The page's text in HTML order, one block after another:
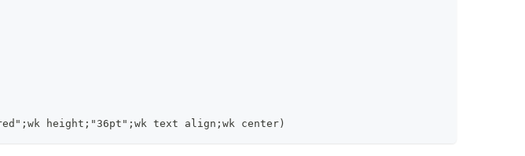
height;"36pt";wk text align;wk center)